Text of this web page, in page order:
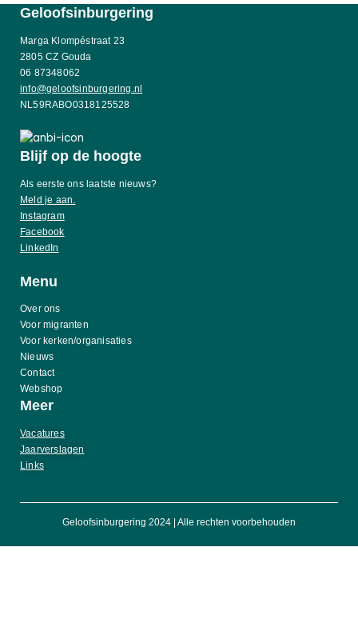
Geloofsinburgering
Marga Klompéstraat 23
2805 CZ Gouda
06 87348062
info@geloofsinburgering.nl
NL59RABO0318125528
Blijf op de hoogte
Als eerste ons laatste nieuws?
Meld je aan.
Instagram
Facebook
LinkedIn
Menu
Over ons
Voor migranten
Voor kerken/organisaties
Nieuws
Contact
Webshop
Meer
Vacatures
Jaarverslagen
Links
Geloofsinburgering 2024 | Alle rechten voorbehouden